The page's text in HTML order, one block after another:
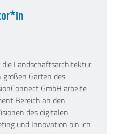
die Landschaftsarchitektur
Garten des
GmbH arbeite
Bereich an den
des digitalen
und Innovation bin ich